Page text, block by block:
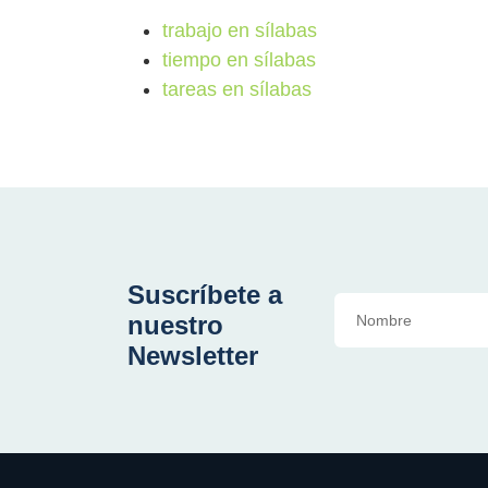
trabajo en sílabas
tiempo en sílabas
tareas en sílabas
Suscríbete a
nuestro
Newsletter